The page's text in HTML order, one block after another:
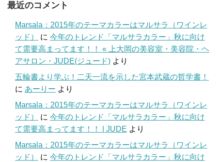
最近のコメント
Marsala：2015年のテーマカラーはマルサラ（ワインレ
ッド）
に 今年のトレンド「マルサラカラー」秋に向け
て需要高まってます！！ « 上大岡の美容室・美容院・ヘ
アサロン・JUDE(ジュード) より
五輪書より学ぶ！二天一流を示した宮本武蔵の哲学書！
に あーりー より
Marsala：2015年のテーマカラーはマルサラ（ワインレ
ッド）
に 今年のトレンド「マルサラカラー」秋に向け
て需要高まってます！！ | JUDE より
Marsala：2015年のテーマカラーはマルサラ（ワインレ
ッド）
に 今年のトレンド「マルサラカラー」秋に向け